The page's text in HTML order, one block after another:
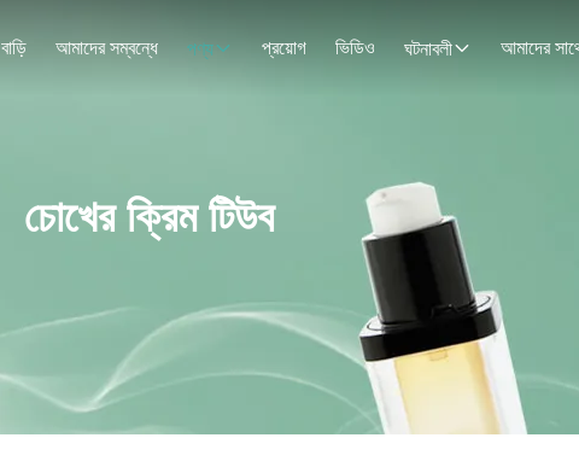
বাড়ি আমাদের সম্বন্ধে পণ্য প্রয়োগ ভিডিও ঘটনাবলী
চোখের ক্রিম টিউব